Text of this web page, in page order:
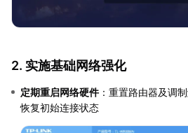
2. 实施基础网络强化
定期重启网络硬件：重置路由器及调
恢复初始连接状态